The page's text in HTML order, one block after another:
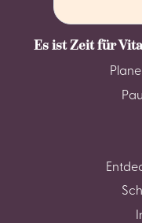
Es ist Zeit für